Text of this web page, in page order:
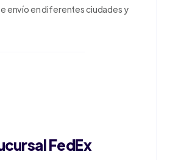
envío en diferentes ciudades y
FedEx